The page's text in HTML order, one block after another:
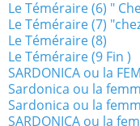
Le Téméraire (6) "
Le Téméraire (7)
Le Téméraire (8)
Le Téméraire (9 Fin )
SARDONICA ou la
Sardonica ou la
Sardonica ou la
SARDONICA ou la